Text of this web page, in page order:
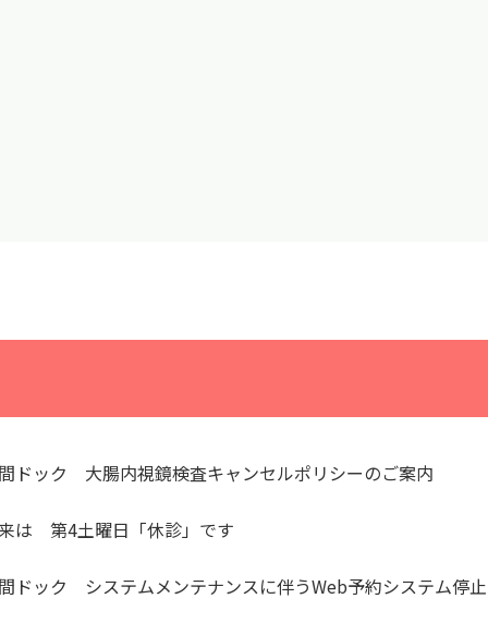
ドック 大腸内視鏡検査キャンセルポリシーのご案内
は 第4土曜日「休診」です
ドック システムメンテナンスに伴うWeb予約システム停